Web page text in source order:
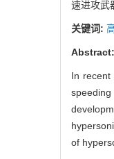
速进攻武
关键词:
Abstract:
In recent
speeding
of